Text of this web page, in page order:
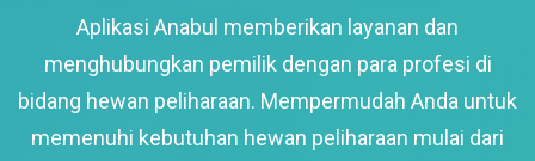
Aplikasi Anabul memberikan layanan dan
menghubungkan pemilik dengan para profesi di
bidang hewan peliharaan. Mempermudah Anda untuk
memenuhi kebutuhan hewan peliharaan mulai dari